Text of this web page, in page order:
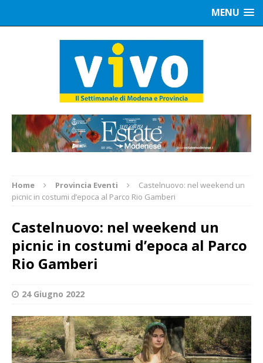
MENU
Home Provincia Eventi
Castelnuovo: nel weekend un
picnic in costumi d’epoca al Parco Rio Gamberi
Castelnuovo: nel weekend un
picnic in costumi d’epoca al Parco
Rio Gamberi
24 Giugno 2022